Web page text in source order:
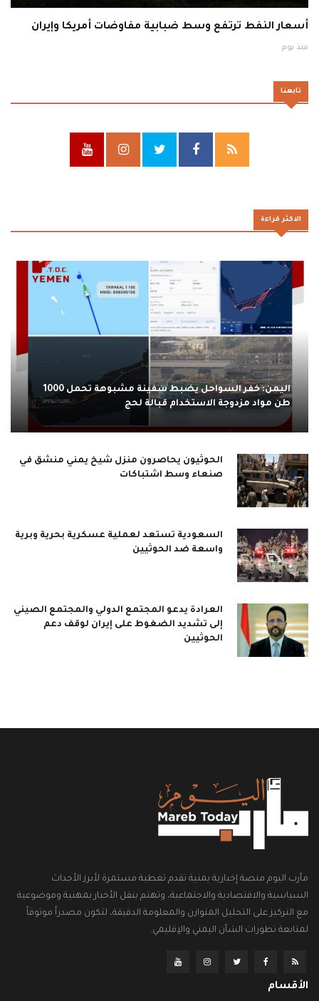
أسعار النفط ترتفع وسط ضبابية مفاوضات أمريكا وإيران
منذ يوم
تابعنا
الاكثر قراءة
اليمن: خفر السواحل يضبط سفينة مشبوهة تحمل 1000
طن مواد مزدوجة الاستخدام قبالة لحج
الحوثيون يحاصرون منزل شيخ يمني منشق في
صنعاء وسط اشتباكات
السعودية تستعد لعملية عسكرية بحرية وبرية
واسعة ضد الحوثيين
العرادة يدعو المجتمع الدولي والمجتمع الصيني
إلى تشديد الضغوط على إيران لوقف دعم
الحوثيين
مأرب اليوم منصة إخبارية يمنية تقدم تغطية مستمرة لأبرز الأحداث
السياسية والاقتصادية والاجتماعية، وتهتم بنقل الأخبار بمهنية وموضوعية
مع التركيز على التحليل المتوازن والمعلومة الدقيقة، لتكون مصدراً موثوقاً
لمتابعة تطورات الشأن اليمني والإقليمي.
الأقسام